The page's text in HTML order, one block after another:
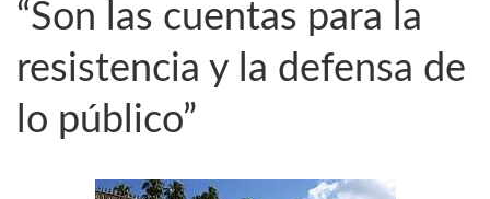
“Son las cuentas para la
resistencia y la defensa de
lo público”